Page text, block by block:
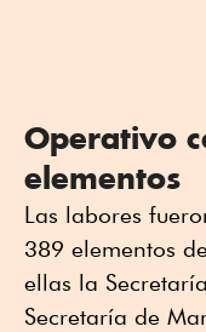
Operativo
elementos
Las labores
389 elementos
ellas la
Secretaría de